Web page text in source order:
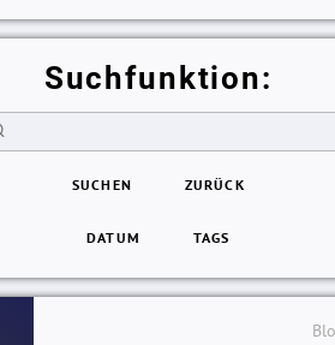
Suchfunktion:
SUCHEN ZURÜCK
DATUM TAGS